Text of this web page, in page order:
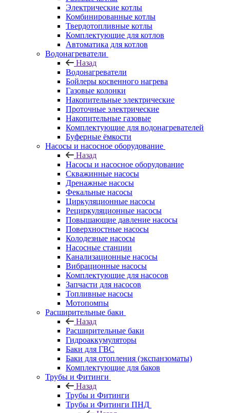
Электрические котлы
Комбинированные котлы
Твердотопливные котлы
Комплектующие для котлов
Автоматика для котлов
Водонагреватели
Назад
Водонагреватели
Бойлеры косвенного нагрева
Газовые колонки
Накопительные электрические
Проточные электрические
Накопительные газовые
Комплектующие для водонагревателей
Буферные ёмкости
Насосы и насосное оборудование
Назад
Насосы и насосное оборудование
Скважинные насосы
Дренажные насосы
Фекальные насосы
Циркуляционные насосы
Рециркуляционные насосы
Повышающие давление насосы
Поверхностные насосы
Колодезные насосы
Насосные станции
Канализационные насосы
Вибрационные насосы
Комплектующие для насосов
Запчасти для насосов
Топливные насосы
Мотопомпы
Расширительные баки
Назад
Расширительные баки
Гидроаккумуляторы
Баки для ГВС
Баки для отопления (экспанзоматы)
Комплектующие для баков
Трубы и Фитинги
Назад
Трубы и Фитинги
Трубы и Фитинги ПНД